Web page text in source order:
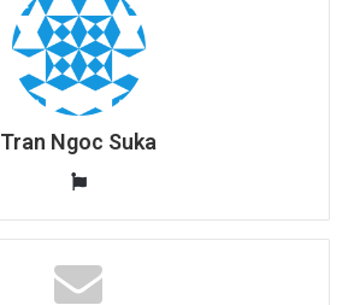
Tran Ngoc Suka
W
b
s
i